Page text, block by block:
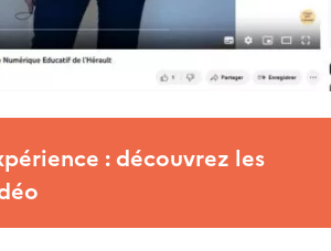
: découvrez les